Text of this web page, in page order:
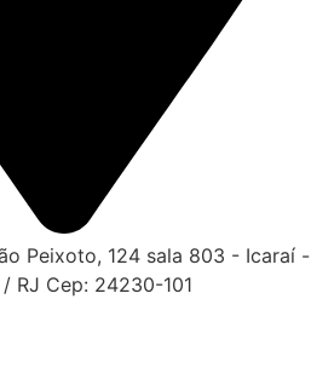
Peixoto, 124 sala 803 - Icaraí -
RJ Cep: 24230-101